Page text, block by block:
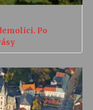
Po